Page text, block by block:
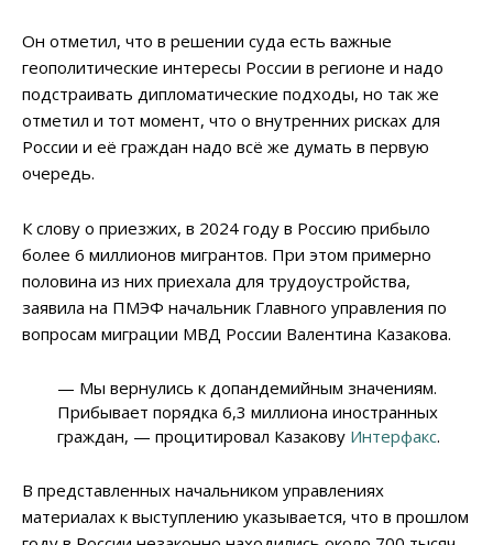
Он отметил, что в решении суда есть важные
геополитические интересы России в регионе и надо
подстраивать дипломатические подходы, но так же
отметил и тот момент, что о внутренних рисках для
России и её граждан надо всё же думать в первую
очередь.
К слову о приезжих, в 2024 году в Россию прибыло
более 6 миллионов мигрантов. При этом примерно
половина из них приехала для трудоустройства,
заявила на ПМЭФ начальник Главного управления по
вопросам миграции МВД России Валентина Казакова.
— Мы вернулись к допандемийным значениям.
Прибывает порядка 6,3 миллиона иностранных
граждан, — процитировал Казакову Интерфакс.
В представленных начальником управлениях
материалах к выступлению указывается, что в прошлом